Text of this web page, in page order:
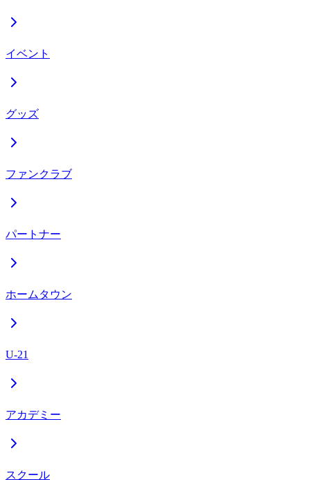
イベント
グッズ
ファンクラブ
パートナー
ホームタウン
U-21
アカデミー
スクール